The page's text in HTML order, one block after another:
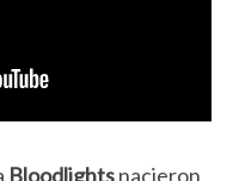
Bloodlightsnacieron